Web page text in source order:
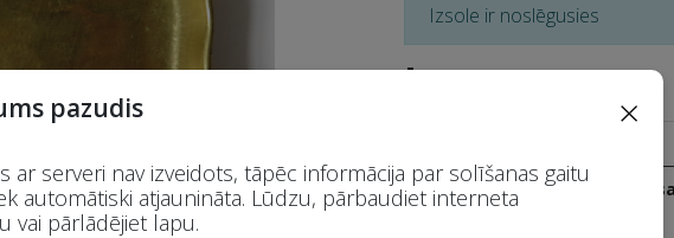
pazudis ×
ar serveri nav izveidots, tāpēc informācija par solīšanas gaitu
automātiski atjaunināta. Lūdzu, pārbaudiet interneta
vai pārlādējiet lapu.
Izsole ir noslēgusies
Āmura cena: 20 EUR
1
20 EUR Solīšana